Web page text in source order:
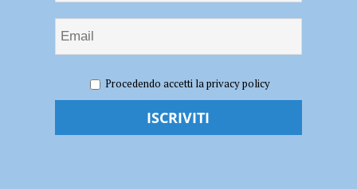
Piacenza nel secondo test con Modena
Volley – Il tie break sorride alla Gas Sales
Procedendo accetti la privacy policy